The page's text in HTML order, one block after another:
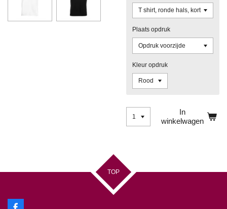
Plaats opdruk
Kleur opdruk
In
winkelwagen
TOP